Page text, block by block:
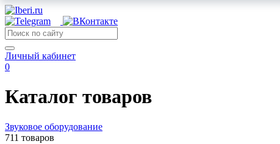
Личный кабинет
0
Каталог товаров
Звуковое оборудование
711 товаров